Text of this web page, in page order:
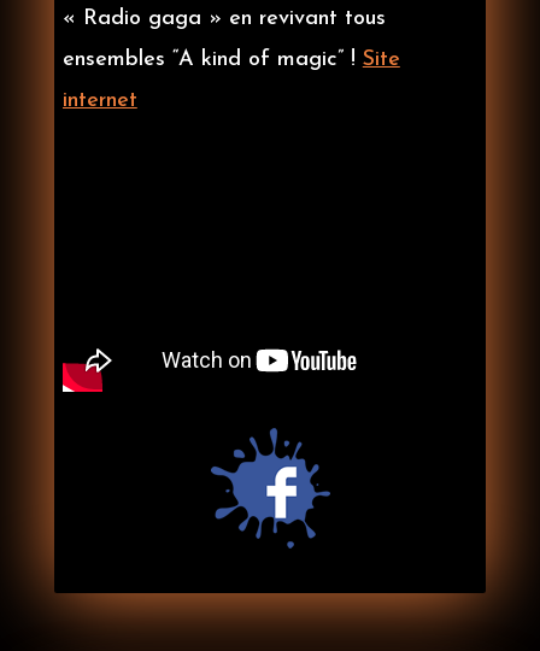
« Radio gaga » en revivant tous
ensembles “A kind of magic” ! Site
internet